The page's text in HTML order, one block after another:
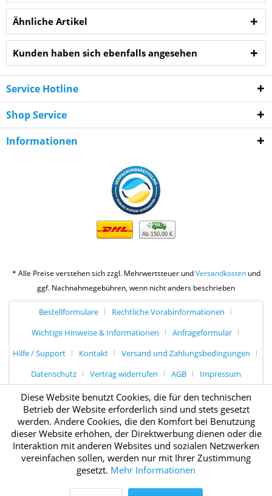
Ähnliche Artikel
Kunden haben sich ebenfalls angesehen
Service Hotline
Shop Service
Informationen
Ab 150,00 €
* Alle Preise verstehen sich zzgl. Mehrwertsteuer undVersandkostenund
ggf. Nachnahmegebühren, wenn nicht anders beschrieben
Bestellformulare
Rechtliche Vorabinformationen
Wichtige Hinweise & Informationen
Anfrageformular
Hilfe / Support
Kontakt
Versand und Zahlungsbedingungen
Datenschutz
Vertrag widerrufen AGB Impressum
Diese Website benutzt Cookies, die für den technischen
Betrieb der Website erforderlich sind und stets gesetzt
werden. Andere Cookies, die den Komfort bei Benutzung
dieser Website erhöhen, der Direktwerbung dienen oder die
Interaktion mit anderen Websites und sozialen Netzwerken
vereinfachen sollen, werden nur mit Ihrer Zustimmung
gesetzt. Mehr Informationen